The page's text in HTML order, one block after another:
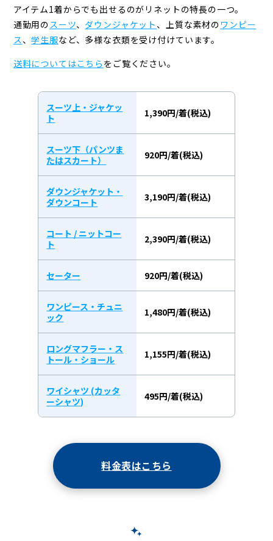
アイテム1着からでも出せるのがリネットの特長の一つ。
通勤用のスーツ、 ダウンジャケット 、上質な素材のワンピー
ス、学生服など、 多様な衣類を受け付けています。
送料についてはこちら をご覧ください。
スーツ上・ジャケッ
ト
1,390円/着(税込)
スーツ下（パンツま
たはスカート）
920円/着(税込)
ダウンジャケット・
ダウンコート
3,190円/着(税込)
コート / ニットコー
ト
2,390円/着(税込)
セーター 920円/着(税込)
ワンピース・チュニ
ック
1,480円/着(税込)
ロングマフラー・ス
トール・ショール
1,155円/着(税込)
ワイシャツ (カッタ
ーシャツ)
495円/着(税込)
料金表はこちら